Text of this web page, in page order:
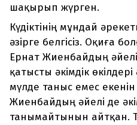
шақырып жүрген.
Күдіктінің мұндай
әзірге белгісіз. Оқиға
Ернат Жиенбайдың
қатысты әкімдік
мүлде таныс емес
Жиенбайдың әйелі де
танымайтынын айтқан.